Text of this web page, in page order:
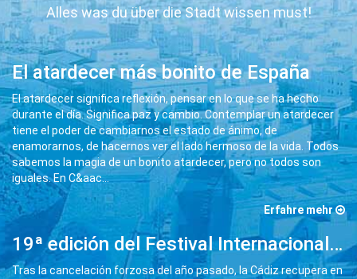
Alles was du über die Stadt wissen must!
El atardecer más bonito de España
El atardecer significa reflexión, pensar en lo que se ha hecho
durante el día. Significa paz y cambio. Contemplar un atardecer
tiene el poder de cambiarnos el estado de ánimo, de
enamorarnos, de hacernos ver el lado hermoso de la vida. Todos
sabemos la magia de un bonito atardecer, pero no todos son
iguales. En C&aac...
Erfahre mehr
19ª edición del Festival Internacional ‘Cádiz en Danza’
Tras la cancelación forzosa del año pasado, la Cádiz recupera en